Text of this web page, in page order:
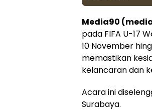
Media90
pada FIFA U-17
10 November
memastikan
kelancaran dan
Acara ini
Surabaya.